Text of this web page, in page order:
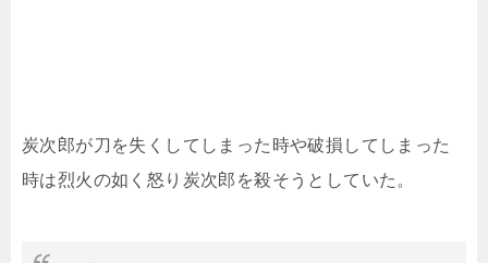
炭次郎が刀を失くしてしまった時や破損してしまった
時は烈火の如く怒り炭次郎を殺そうとしていた。